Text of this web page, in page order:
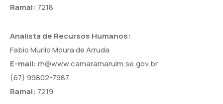
Ramal: 7218
Analista de Recursos Humanos:
Fabio Murilo Moura de Arruda
E-mail: rh@www.camaramaruim.se.gov.br
(67) 99802-7987
Ramal: 7219